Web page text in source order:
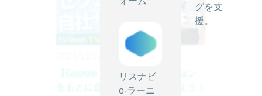
リスナビ
e-ラーニ
グを支
援。
【Google Analytics】セッション
をもとに自社サイトを分析しよう！